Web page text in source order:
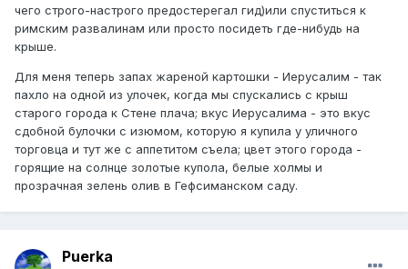
чего строго-настрого предостерегал гид)или спуститься к
римским развалинам или просто посидеть где-нибудь на
крыше.
Для меня теперь запах жареной картошки - Иерусалим - так
пахло на одной из улочек, когда мы спускались с крыш
старого города к Стене плача; вкус Иерусалима - это вкус
сдобной булочки с изюмом, которую я купила у уличного
торговца и тут же с аппетитом съела; цвет этого города -
горящие на солнце золотые купола, белые холмы и
прозрачная зелень олив в Гефсиманском саду.
Puerka